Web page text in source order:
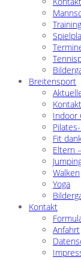
Breitensport
Kontakt
Indoor
Fit
Eltern
Walken
Yoga
Kontakt
Anfahrt